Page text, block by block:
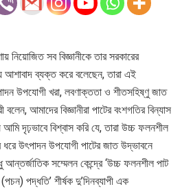
নিয়োজিত সব বিজ্ঞানীকে তার সরকারের
আশাবাদ ব্যক্ত করে বলেছেন, তারা এই
উপযোগী খরা, লবণাক্ততা ও শীতসহিষ্ণু জাত
আমাদের বিজ্ঞানীরা পাটের বংশগতির বিন্যাস
দৃঢ়ভাবে বিশ্বাস করি যে, তারা উচ্চ ফলনশীল
উৎপাদন উপযোগী পাটের জাত উদ্ভাবনে
আন্তর্জাতিক সম্মেলন কেন্দ্রে ‘উচ্চ ফলনশীল পাট
পদ্ধতি’ শীর্ষক দু’দিনব্যাপী এক